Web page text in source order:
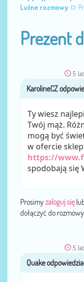
Luźne rozmowy
Prezent
5
Ty wiesz
Twój mąż.
mogą być
w ofercie
https://
spodobają się
Prosimyzaloguj się
dołączyć do
5